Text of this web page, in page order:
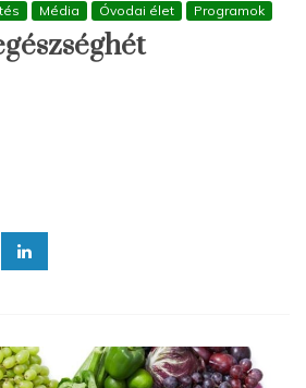
Média Óvodai élet Programok